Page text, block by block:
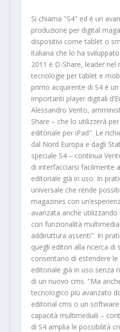
Si chiama "S4" ed è un
produzione per digital
dispositivi come tablet o
italiana che lo ha
2011 è D-Share, leader
tecnologie per tablet e
primo acquirente di S4 è
importanti player digitali
Alessandro Vento,
Share – che lo utilizzerà
editoriale per iPad". Le
dal Nord Europa e dagli
speciale S4 – continua
di interfacciarsi facilmente
editoriale già in uso. In
universale che rende
magazines con
avanzata anche
con funzionalità
addiruttura assenti". In
quegli editori alla ricerca di
consentano di estendere
editoriale già in uso senza
di un nuovo cms. "Ma
tecnologico più avanzato
editorial cms o un
capacità multimediali –
di S4 amplia le possibilità